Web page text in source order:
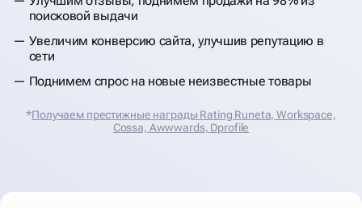
поисковой выдачи
Увеличим конверсию сайта, улучшив репутацию в
сети
Поднимем спрос на новые неизвестные товары
*Получаем престижные награды Rating Runeta, Workspace,
Cossa, Аwwwards, Dprofile